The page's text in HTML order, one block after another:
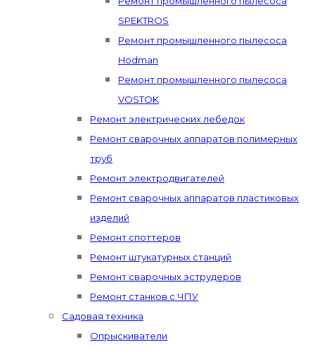
SPEKTROS
Ремонт промышленного пылесоса
Hodman
Ремонт промышленного пылесоса
VOSTOK
Ремонт электрических лебедок
Ремонт сварочных аппаратов полимерных
труб
Ремонт электродвигателей
Ремонт сварочных аппаратов пластиковых
изделий
Ремонт споттеров
Ремонт штукатурных станций
Ремонт сварочных эструдеров
Ремонт станков с ЧПУ
Садовая техника
Опрыскиватели